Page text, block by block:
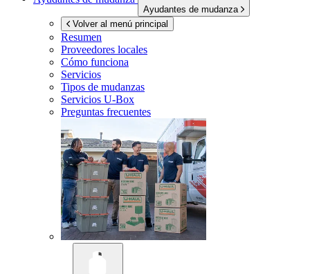
Ayudantes de mudanza
Volver al menú principal
Resumen
Proveedores locales
Cómo funciona
Servicios
Tipos de mudanzas
Servicios U-Box
Preguntas frecuentes